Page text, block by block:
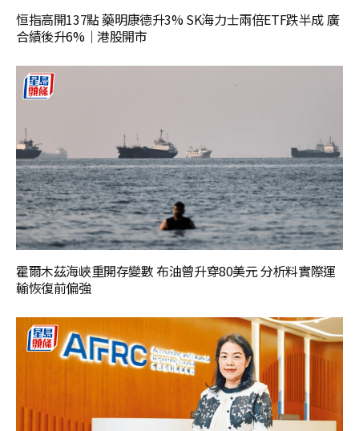
恒指高開137點 藥明康德升3% SK海力士兩倍ETF跌半成 廣
合績後升6%｜港股開市
霍爾木茲海峽重開存變數 布油曾升穿80美元 分析料實際運
輸恢復前偏強